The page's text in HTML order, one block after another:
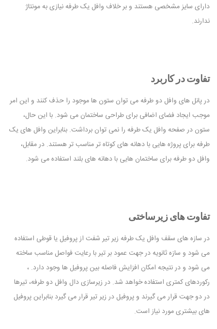
دارای سایز مشخصی هستند و بر خلاف وافل یک طرفه نیازی به مونتاژ
ندارند.
تفاوت در کاربرد
در پانل های وافل دو طرفه می توان ستون ها موجود را حذف کنند و این امر
موجب ایجاد فضای اضافی برای طراحی ساختمان می شود. با این حال،
ستون در صفحه وافل یک طرفه را نمی توان برداشت. بنابراین وافل های یک
طرفه برای پروژه هایی با دهانه های کوتاه تر مناسب تر هستند. در مقابل،
وافل دو طرفه برای ساختمان هایی با دهانه های بلند استفاده می شود.
تفاوت های زیرساختی
در سازه های سقف وافل یک طرفه زیر تیر شفت از پروفیل یا قوطی استفاده
می شود و سازه ثانویه در جهت عمود بر تیر با رعایت فواصل مناسب ساخته
می شود و در نتیجه امکان افزایش فاصله بین پروفیل ها وجود دارد. ،
رکوردهای کمتری استفاده خواهد شد. در زیرسازی دال وافل دو طرفه، تیرها
در دو جهت قرار می گیرند و پروفیل در زیر تیر قرار می گیرد بنابراین پروفیل
های بیشتری مورد نیاز است.